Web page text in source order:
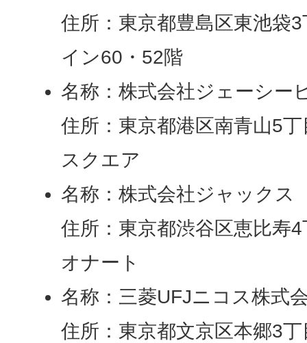
住所：東京都豊島区東池袋
イン60・52階
名称：株式会社ジェーシー
住所：東京都港区南青山5
スクエア
名称：株式会社ジャックス
住所：東京都渋谷区恵比寿
オナート
名称：三菱UFJニコス株式
住所：東京都文京区本郷3